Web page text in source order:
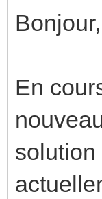
Bonjour,
En